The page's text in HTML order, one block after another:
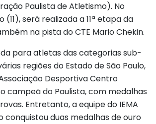
Paulista de Atletismo). No
será realizada a 11ª etapa da
na pista do CTE Mario Chekin.
para atletas das categorias sub-
regiões do Estado de São Paulo,
Desportiva Centro
campeã do Paulista, com medalhas
Entretanto, a equipe do IEMA
conquistou duas medalhas de ouro